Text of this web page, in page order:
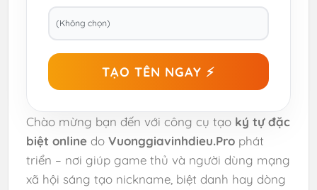
TẠO TÊN NGAY ⚡
Chào mừng bạn đến với công cụ tạo ký tự đặc
biệt onlinedo Vuonggiavinhdieu.Prophát
triển – nơi giúp game thủ và người dùng mạng
xã hội sáng tạo nickname, biệt danh hay dòng